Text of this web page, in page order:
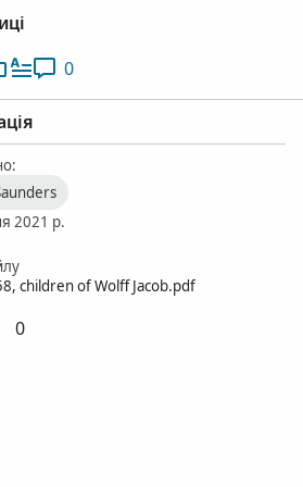
Родинне дерево
0
2021 р.
children of Wolff Jacob.pdf
0